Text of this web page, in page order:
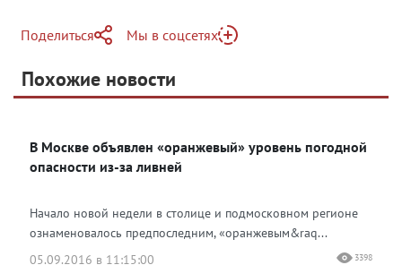
Поделиться
Telegram
Одноклассники
Мы в соцсетях
Яндекс Дзен
Похожие новости
В Москве объявлен «оранжевый» уровень погодной
опасности из-за ливней
Начало новой недели в столице и подмосковном регионе
ознаменовалось предпоследним, «оранжевым&raq...
05.09.2016 в 11:15:00
3398